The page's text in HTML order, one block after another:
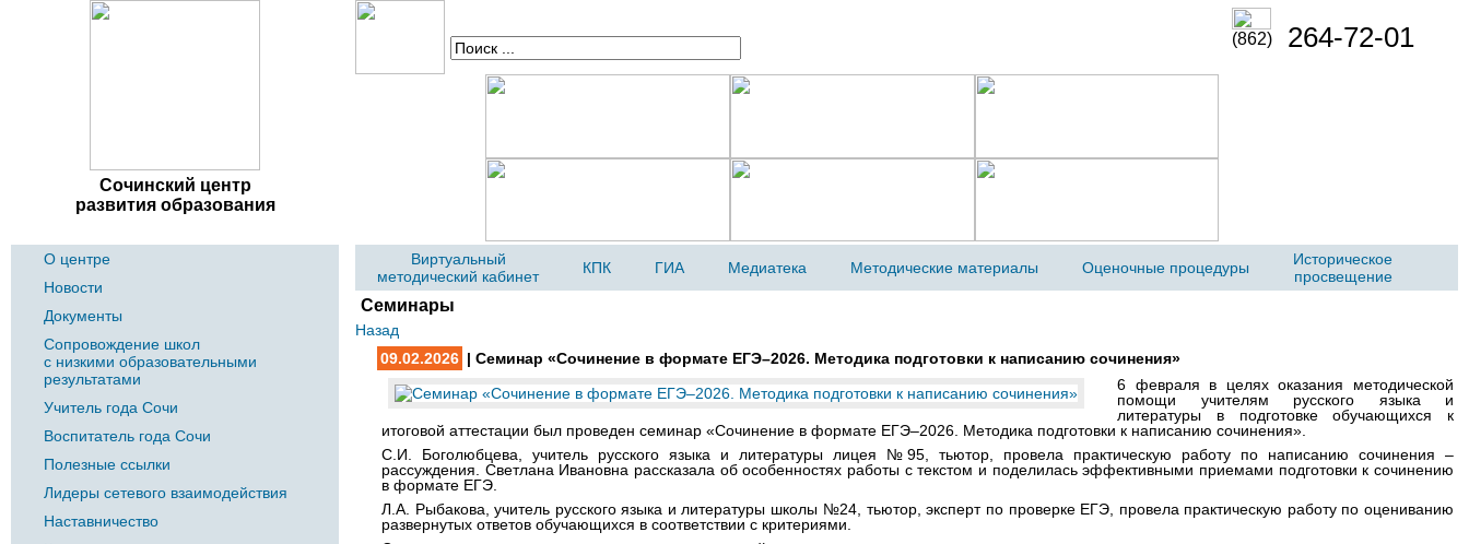
Сочинский центр
развития образования
О центре
Новости
Документы
Сопровождение школ
с низкими образовательными
результатами
Учитель года Сочи
Воспитатель года Сочи
Полезные ссылки
Лидеры сетевого взаимодействия
Наставничество
(862) 264-72-01
Виртуальный
методический кабинет
КПК ГИА Медиатека Методические материалы Оценочные процедуры
Историческое
просвещение
Семинары
Назад
09.02.2026 | Семинар «Сочинение в формате ЕГЭ–2026. Методика подготовки к написанию сочинения»
6 февраля в целях оказания методической
помощи учителям русского языка и
литературы в подготовке обучающихся к
итоговой аттестации был проведен семинар «Сочинение в формате ЕГЭ–2026. Методика подготовки к написанию сочинения».
С.И. Боголюбцева, учитель русского языка и литературы лицея №95, тьютор, провела практическую работу по написанию сочинения –
рассуждения. Светлана Ивановна рассказала об особенностях работы с текстом и поделилась эффективными приемами подготовки к сочинению
в формате ЕГЭ.
Л.А. Рыбакова, учитель русского языка и литературы школы №24, тьютор, эксперт по проверке ЕГЭ, провела практическую работу по оцениванию
развернутых ответов обучающихся в соответствии с критериями.